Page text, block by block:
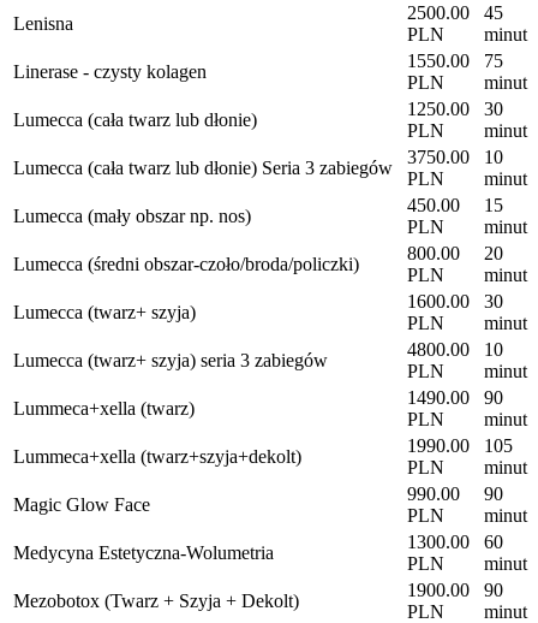
Lenisna
2500.00
PLN
45
minut
Linerase - czysty kolagen
1550.00
PLN
75
minut
Lumecca (cała twarz lub dłonie)
1250.00
PLN
30
minut
Lumecca (cała twarz lub dłonie) Seria 3 zabiegów
3750.00
PLN
10
minut
Lumecca (mały obszar np. nos)
450.00
PLN
15
minut
Lumecca (średni obszar-czoło/broda/policzki)
800.00
PLN
20
minut
Lumecca (twarz+ szyja)
1600.00
PLN
30
minut
Lumecca (twarz+ szyja) seria 3 zabiegów
4800.00
PLN
10
minut
Lummeca+xella (twarz)
1490.00
PLN
90
minut
Lummeca+xella (twarz+szyja+dekolt)
1990.00
PLN
105
minut
Magic Glow Face
990.00
PLN
90
minut
Medycyna Estetyczna-Wolumetria
1300.00
PLN
60
minut
Mezobotox (Twarz + Szyja + Dekolt)
1900.00
PLN
90
minut